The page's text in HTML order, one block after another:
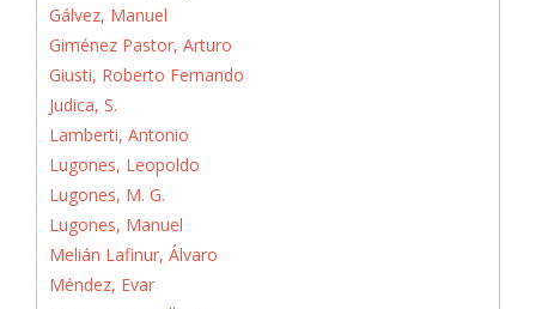
Gálvez, Manuel
Giménez Pastor, Arturo
Giusti, Roberto Fernando
Judica, S.
Lamberti, Antonio
Lugones, Leopoldo
Lugones, M. G.
Lugones, Manuel
Melián Lafinur, Álvaro
Méndez, Evar